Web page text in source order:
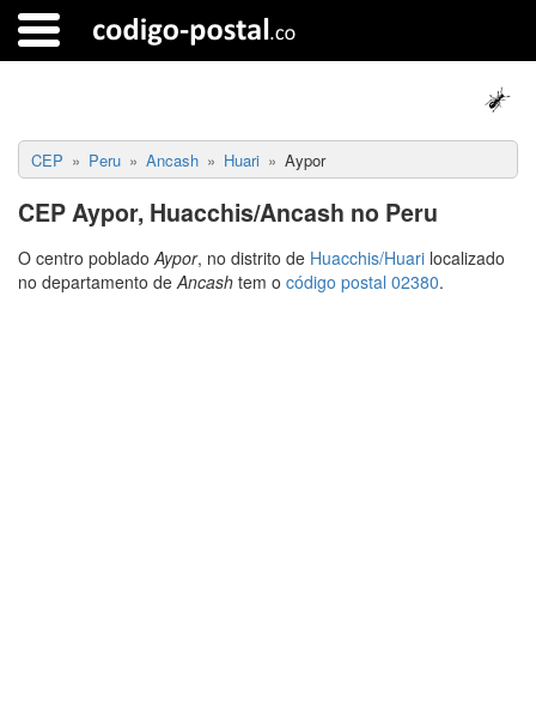
CEP Peru Ancash Huari Aypor
CEP Aypor, Huacchis/Ancash no Peru
O centro poblado Aypor, no distrito de Huacchis/Huari localizado
no departamento de Ancash tem o código postal 02380.